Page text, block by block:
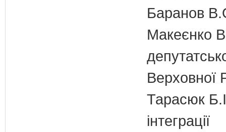
Баранов
Макеєнко
Верховної
Тарасюк
інтеграції